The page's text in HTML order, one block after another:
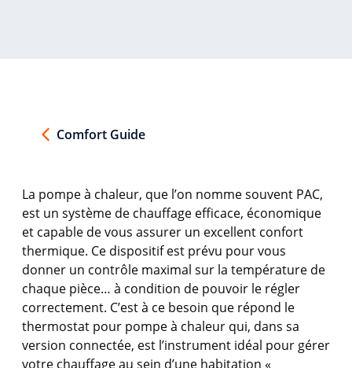
Comfort Guide
La pompeà chaleur, que l’on nommesouvent PAC,
est un système de chauffage efficace, économique
et capable devous assurer un excellent confort
thermique. Ce dispositif est prévu pourvous
donner un contrôle maximal sur la température de
chaque pièce… à condition de pouvoir le régler
correctement. C’està ce besoin que répond le
thermostat pour pompeà chaleur qui, dans sa
version connectée, est l’instrument idéal pour gérer
votre chauffageau sein d’une habitation «